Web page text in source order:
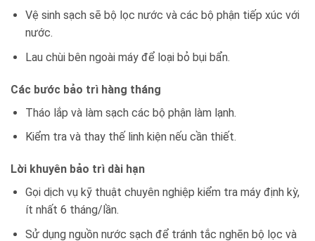
Vệ sinh sạch sẽ bộ lọc nước và các bộ phận tiếp xúc với
nước.
Lau chùi bên ngoài máy để loại bỏ bụi bẩn.
Các bước bảo trì hàng tháng
Tháo lắp và làm sạch các bộ phận làm lạnh.
Kiểm tra và thay thế linh kiện nếu cần thiết.
Lời khuyên bảo trì dài hạn
Gọi dịch vụ kỹ thuật chuyên nghiệp kiểm tra máy định kỳ,
ít nhất 6 tháng/lần.
Sử dụng nguồn nước sạch để tránh tắc nghẽn bộ lọc và